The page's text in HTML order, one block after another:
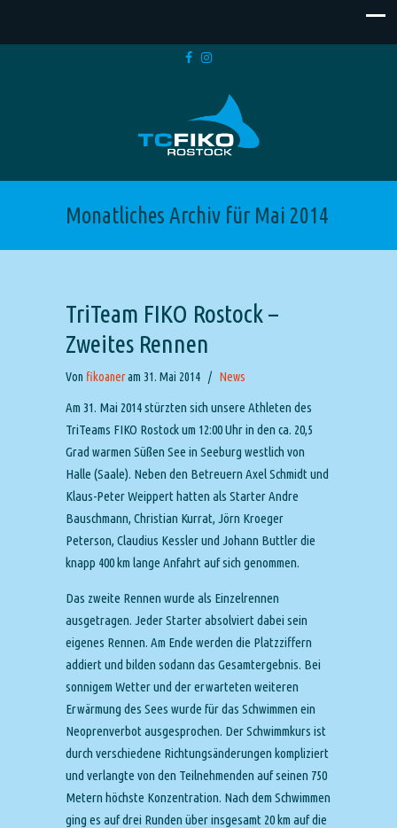
Monatliches Archiv für Mai 2014
TriTeam FIKO Rostock –
Zweites Rennen
Von fikoaneram 31. Mai 2014 / News
Am 31. Mai 2014 stürzten sich unsere Athleten des
TriTeams FIKO Rostock um 12:00 Uhr in den ca. 20,5
Grad warmen Süßen See in Seeburg westlich von
Halle (Saale). Neben den Betreuern Axel Schmidt und
Klaus-Peter Weippert hatten als Starter Andre
Bauschmann, Christian Kurrat, Jörn Kroeger
Peterson, Claudius Kessler und Johann Buttler die
knapp 400 km lange Anfahrt auf sich genommen.
Das zweite Rennen wurde als Einzelrennen
ausgetragen. Jeder Starter absolviert dabei sein
eigenes Rennen. Am Ende werden die Platzziffern
addiert und bilden sodann das Gesamtergebnis. Bei
sonnigem Wetter und der erwarteten weiteren
Erwärmung des Sees wurde für das Schwimmen ein
Neoprenverbot ausgesprochen. Der Schwimmkurs ist
durch verschiedene Richtungsänderungen kompliziert
und verlangte von den Teilnehmenden auf seinen 750
Metern höchste Konzentration. Nach dem Schwimmen
ging es auf drei Runden über insgesamt 20 km auf die